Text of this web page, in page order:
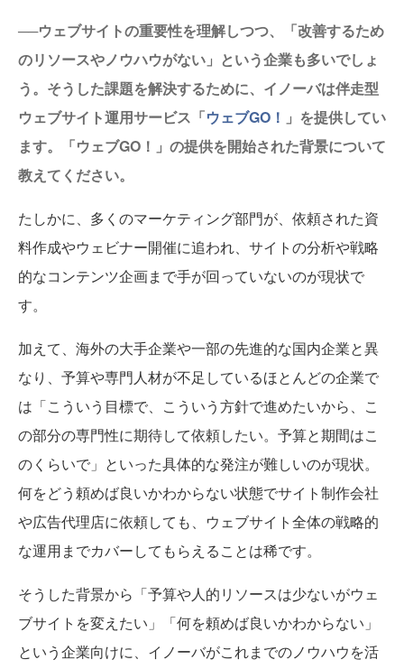
──ウェブサイトの重要性を理解しつつ、「改善するため
のリソースやノウハウがない」という企業も多いでしょ
う。そうした課題を解決するために、イノーバは伴走型
ウェブサイト運用サービス「ウェブGO！ 」を提供してい
ます。「ウェブGO！」の提供を開始された背景について
教えてください。
たしかに、多くのマーケティング部門が、依頼された資
料作成やウェビナー開催に追われ、サイトの分析や戦略
的なコンテンツ企画まで手が回っていないのが現状で
す。
加えて、海外の大手企業や一部の先進的な国内企業と異
なり、予算や専門人材が不足しているほとんどの企業で
は「こういう目標で、こういう方針で進めたいから、こ
の部分の専門性に期待して依頼したい。予算と期間はこ
のくらいで」といった具体的な発注が難しいのが現状。
何をどう頼めば良いかわからない状態でサイト制作会社
や広告代理店に依頼しても、ウェブサイト全体の戦略的
な運用までカバーしてもらえることは稀です。
そうした背景から「予算や人的リソースは少ないがウェ
ブサイトを変えたい」「何を頼めば良いかわからない」
という企業向けに、イノーバがこれまでのノウハウを活